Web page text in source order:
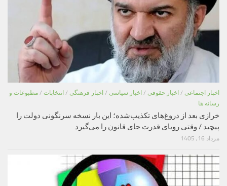
اخبار اجتماعی / اخبار حقوقی / اخبار سیاسی / اخبار فرهنگی / انتخابات / مطبوعات و
رسانه ها
خرازی بعد از دروغ‌های تکذیب‌شده؛ این بار نسخه سرنگونی دولت را
پیچید / وقتی رویای قدرت جای قانون را می‌گیرد
مرداد 16, 1405